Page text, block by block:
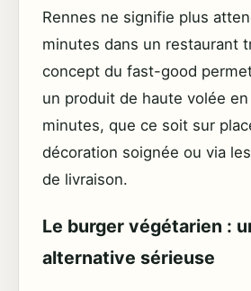
Rennes ne signifie plus
minutes dans un restaurant
concept du fast-good
un produit de haute volée
minutes, que ce soit sur
décoration soignée ou via
de livraison.
Le burger végétarien :
alternative sérieuse